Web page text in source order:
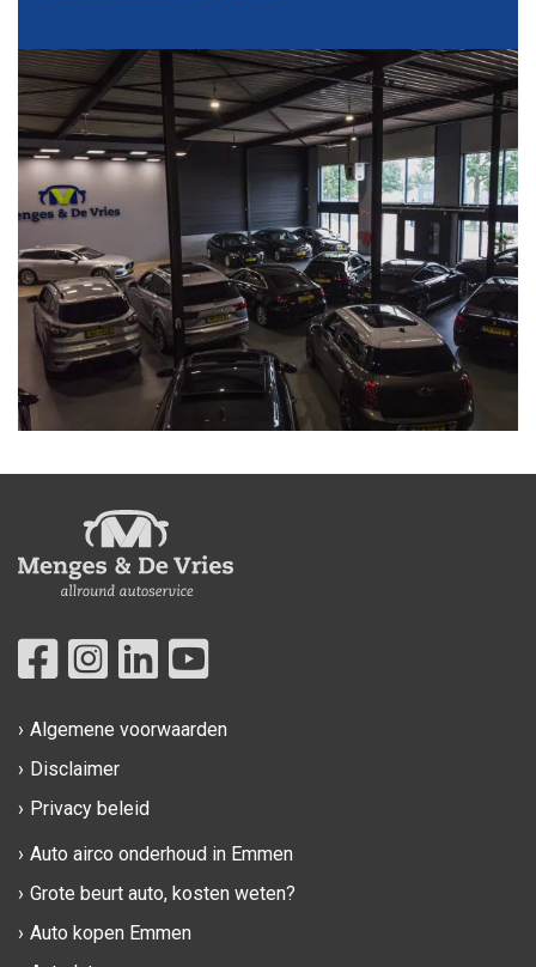
Algemene voorwaarden
Disclaimer
Privacy beleid
Auto airco onderhoud in Emmen
Grote beurt auto, kosten weten?
Auto kopen Emmen